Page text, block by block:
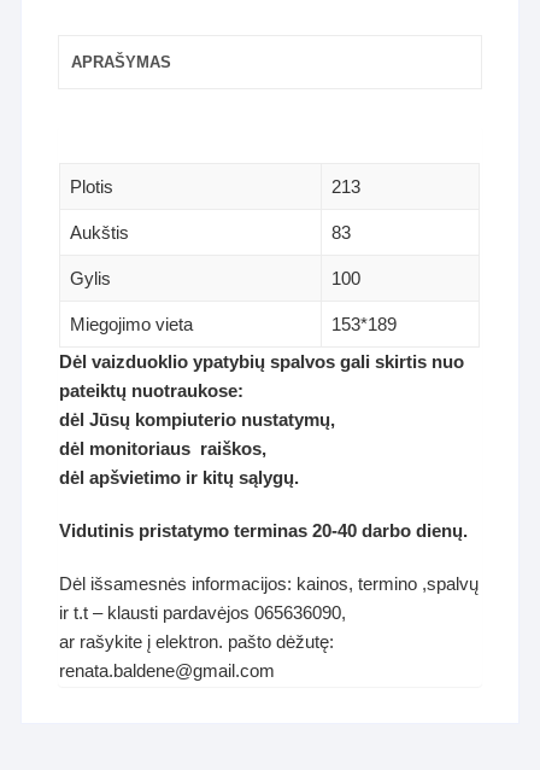
APRAŠYMAS
Plotis 213
Aukštis 83
Gylis 100
Miegojimo vieta
153*189
Dėl vaizduoklio ypatybių spalvos gali skirtis nuo
pateiktų nuotraukose:
dėl Jūsų kompiuterio nustatymų,
dėl monitoriaus raiškos,
dėl apšvietimo ir kitų sąlygų.
Vidutinis pristatymo terminas 20-40 darbo dienų.
Dėl išsamesnės informacijos: kainos, termino ,spalvų
ir t.t – klausti pardavėjos 065636090,
ar rašykite į elektron. pašto dėžutę:
renata.baldene@gmail.com